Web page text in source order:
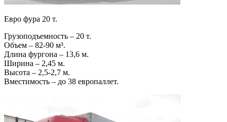
Евро фура 20 т.
Грузоподъемность – 20 т.
Объем – 82-90 м³.
Длина фургона – 13,6 м.
Ширина – 2,45 м.
Высота – 2,5-2,7 м.
Вместимость – до 38 европаллет.